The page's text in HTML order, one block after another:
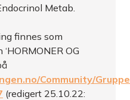
Metab.
finnes som
OG
Community/
(redigert 25.10.22: